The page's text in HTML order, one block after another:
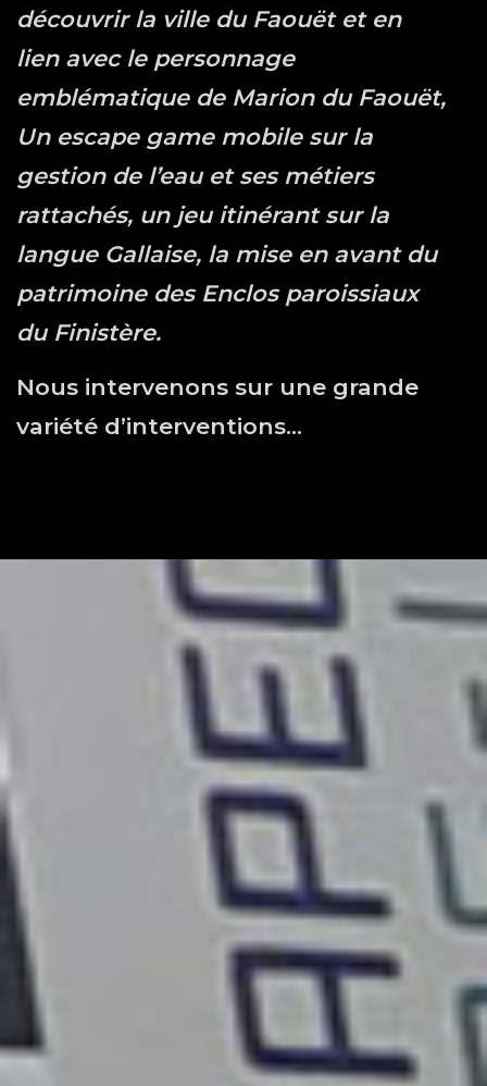
découvrir la ville du Faouët et en
lien avec le personnage
emblématique de Marion du Faouët,
Un escape game mobile sur la
gestion de l’eau et ses métiers
rattachés, un jeu itinérant sur la
langue Gallaise, la mise en avant du
patrimoine des Enclos paroissiaux
du Finistère.
Nous intervenons sur une grande
variété d’interventions…